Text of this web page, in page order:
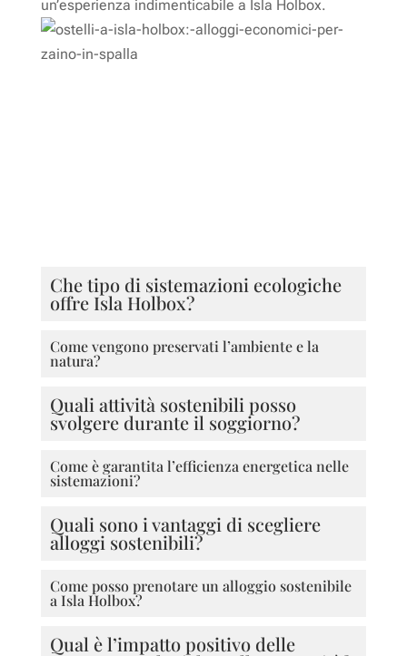
un’esperienza indimenticabile a Isla Holbox.
Che tipo di sistemazioni ecologiche
offre Isla Holbox?
Come vengono preservati l’ambiente e la
natura?
Quali attività sostenibili posso
svolgere durante il soggiorno?
Come è garantita l’efficienza energetica nelle
sistemazioni?
Quali sono i vantaggi di scegliere
alloggi sostenibili?
Come posso prenotare un alloggio sostenibile
a Isla Holbox?
Qual è l’impatto positivo delle